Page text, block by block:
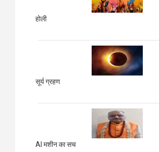
होली
सूर्य ग्रहण
AI मशीन का सच